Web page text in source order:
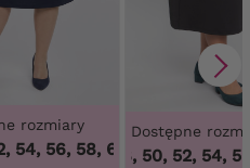
rozmiary
54, 56, 58, 60, 62, 64,46,
Dostępne
46, 48, 50, 52, 54,